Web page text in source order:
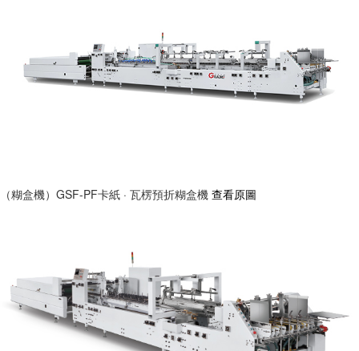
（糊盒機）GSF-PF卡紙 · 瓦楞預折糊盒機 查看原圖